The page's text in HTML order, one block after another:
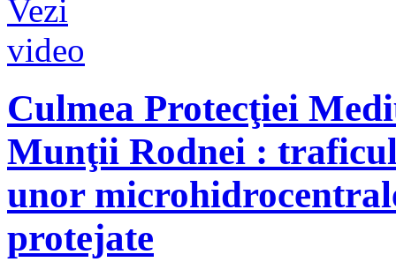
Culmea Protecţiei
Munţii Rodnei :
unor
protejate